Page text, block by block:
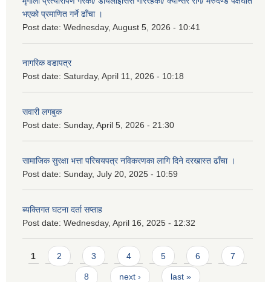
भएको प्रमाणित गर्ने ढाँचा ।
Post date: Wednesday, August 5, 2026 - 10:41
नागरिक वडापत्र
Post date: Saturday, April 11, 2026 - 10:18
सवारी लगबुक
Post date: Sunday, April 5, 2026 - 21:30
सामाजिक सुरक्षा भत्ता परिचयपत्र नविकरणका लागि दिने दरखास्त ढाँचा ।
Post date: Sunday, July 20, 2025 - 10:59
ब्यक्तिगत घटना दर्ता सप्ताह
Post date: Wednesday, April 16, 2025 - 12:32
Pages
1 2 3 4 5 6 7
8 next › last »